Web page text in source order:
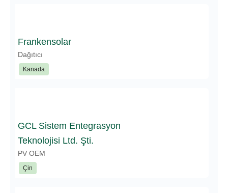
Frankensolar
Dağıtıcı
Kanada
GCL Sistem Entegrasyon
Teknolojisi Ltd. Şti.
PV OEM
Çin